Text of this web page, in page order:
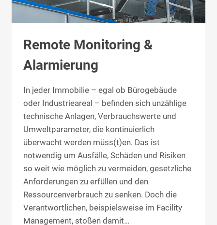
Remote Monitoring &
Alarmierung
In jeder Immobilie – egal ob Bürogebäude
oder Industrieareal – befinden sich unzählige
technische Anlagen, Verbrauchswerte und
Umweltparameter, die kontinuierlich
überwacht werden müss(t)en. Das ist
notwendig um Ausfälle, Schäden und Risiken
so weit wie möglich zu vermeiden, gesetzliche
Anforderungen zu erfüllen und den
Ressourcenverbrauch zu senken. Doch die
Verantwortlichen, beispielsweise im Facility
Management, stoßen damit…